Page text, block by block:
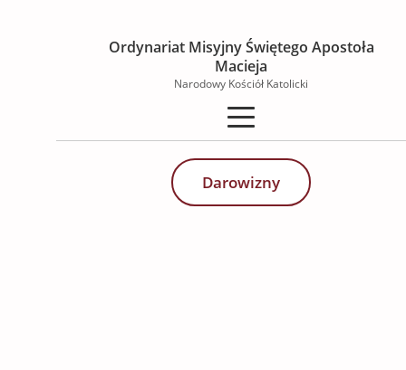
Ordynariat Misyjny Świętego Apostoła
Macieja
Narodowy Kościół Katolicki
Wspieraj misję Kościoła